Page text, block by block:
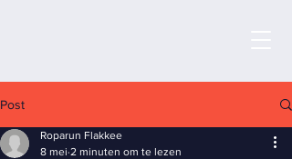
Post
Roparun Flakkee
8 mei 2 minuten om te lezen